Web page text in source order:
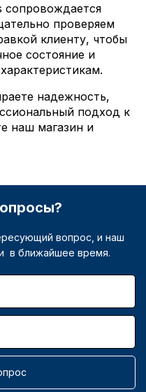
сопровождается
проверяем
клиенту, чтобы
состояние и
надежность,
подход к
наш магазин и
вопрос, и наш
в ближайшее время.